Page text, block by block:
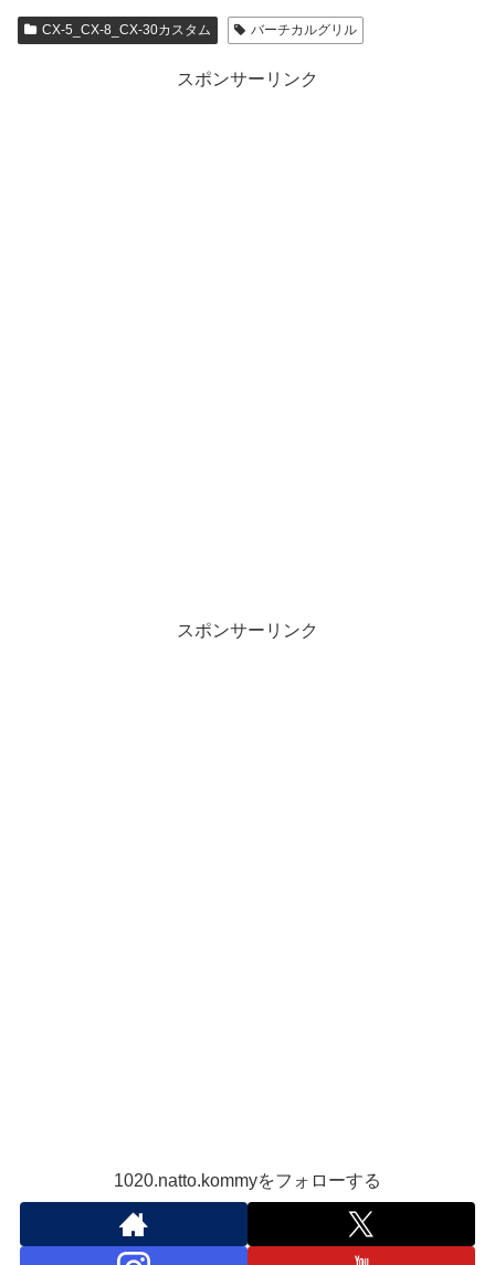
CX-5_CX-8_CX-30カスタム バーチカルグリル
スポンサーリンク
スポンサーリンク
1020.natto.kommyをフォローする